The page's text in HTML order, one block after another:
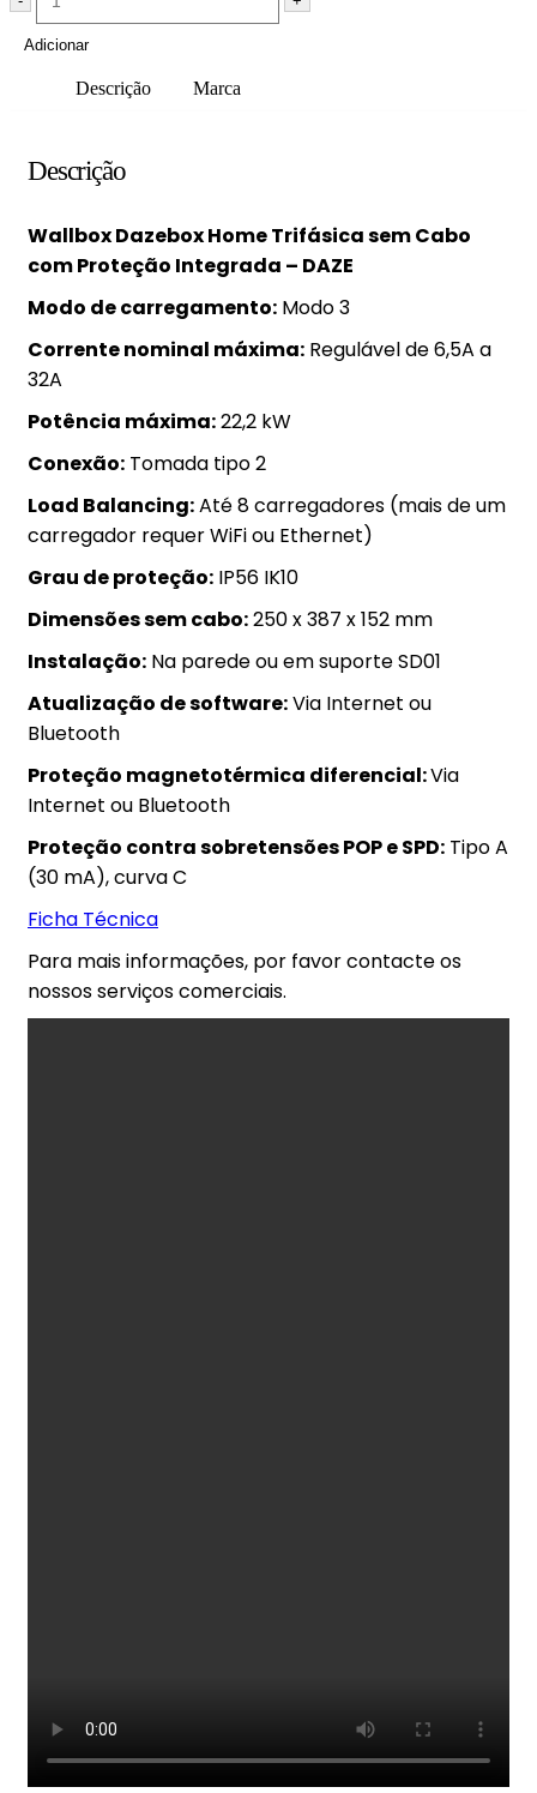
Adicionar
Descrição Marca
Descrição
Wallbox Dazebox Home Trifásica sem Cabo
com Proteção Integrada – DAZE
Modo de carregamento: Modo 3
Corrente nominal máxima: Regulável de 6,5A a
32A
Potência máxima:22,2 kW
Conexão: Tomada tipo 2
Load Balancing:Até 8 carregadores (mais de um
carregador requer WiFi ou Ethernet)
Grau de proteção: IP56 IK10
Dimensões sem cabo:250 x 387 x 152 mm
Instalação: Na parede ou em suporte SD01
Atualização de software:Via Internet ou
Bluetooth
Proteção magnetotérmica diferencial:Via
Internet ou Bluetooth
Proteção contra sobretensões POP e SPD: Tipo A
(30 mA), curva C
Ficha Técnica
Para mais informações, por favor contacte os
nossos serviços comerciais.